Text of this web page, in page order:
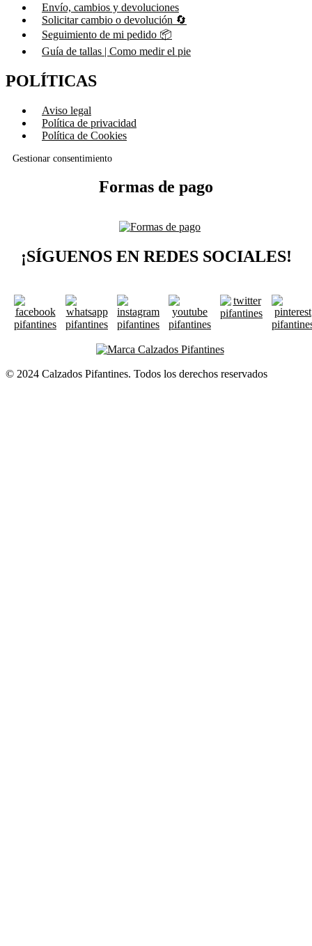
Envío, cambios y devoluciones
Solicitar cambio o devolución 🔄
Seguimiento de mi pedido 📦
Guía de tallas | Como medir el pie
POLÍTICAS
Aviso legal
Política de privacidad
Política de Cookies
Gestionar consentimiento
Formas de pago
¡SÍGUENOS EN REDES SOCIALES!
© 2024 Calzados Pifantines. Todos los derechos reservados